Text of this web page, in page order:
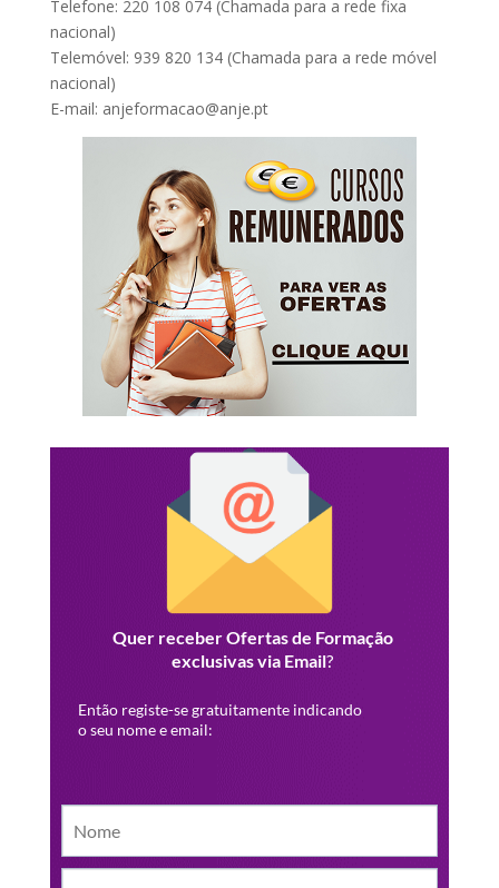
Telefone: 220 108 074 (Chamada para a rede fixa
nacional)
Telemóvel: 939 820 134 (Chamada para a rede móvel
nacional)
E-mail: anjeformacao@anje.pt